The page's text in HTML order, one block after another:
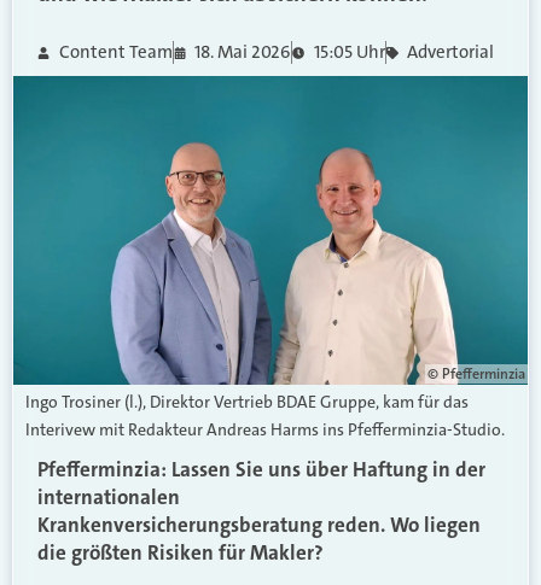
Content Team 18. Mai 2026 15:05 Uhr Advertorial
© Pfefferminzia
Ingo Trosiner (l.), Direktor Vertrieb BDAE Gruppe, kam für das
Interivew mit Redakteur Andreas Harms ins Pfefferminzia-Studio.
Pfefferminzia: Lassen Sie uns über Haftung in der
internationalen
Krankenversicherungsberatung reden. Wo liegen
die größten Risiken für Makler?